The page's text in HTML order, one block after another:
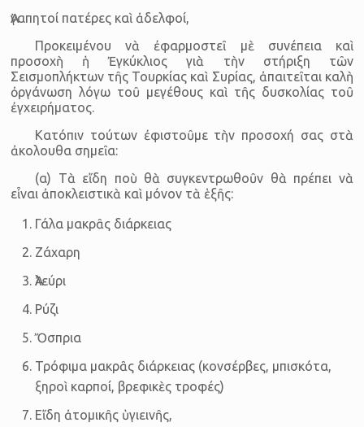
Ἀ­γα­πη­τοί πατέρες καὶ ἀδελφοί,
Προκειμένου νὰ ἐφαρμοστεῖ μὲ συνέπεια καὶ
προσοχὴ ἡ Ἐγκύκλιος γιὰ τὴν στήριξη τῶν
Σεισμοπλήκτων τῆς Τουρκίας καὶ Συρίας, ἀπαιτεῖται καλὴ
ὀργάνωση λόγω τοῦ μεγέθους καὶ τῆς δυσκολίας τοῦ
ἐγχειρήματος.
Κατόπιν τούτων ἐφιστοῦμε τὴν προσοχή σας στὰ
ἀκολουθα σημεῖα:
(α) Τὰ εἴδη ποὺ θὰ συγκεντρωθοῦν θὰ πρέπει νὰ
εἶναι ἀποκλειστικὰ καὶ μόνον τὰ ἑξῆς:
Γάλα μακρᾶς διάρκειας
Ζάχαρη
Ἀλεύρι
Ρύζι
Ὄσπρια
Τρόφιμα μακρᾶς διάρκειας (κονσέρβες, μπισκότα,
ξηροὶ καρποί, βρεφικὲς τροφές)
Εἴδη ἀτομικῆς ὑγιεινῆς,